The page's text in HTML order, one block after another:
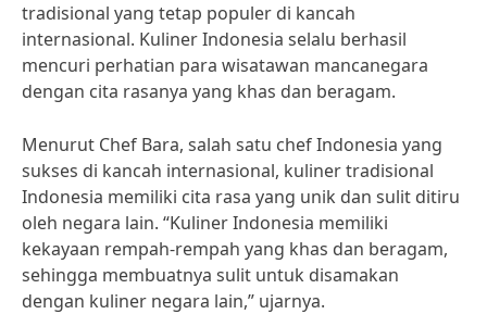
tradisional yang tetap populer di kancah
internasional. Kuliner Indonesia selalu berhasil
mencuri perhatian para wisatawan mancanegara
dengan cita rasanya yang khas dan beragam.
Menurut Chef Bara, salah satu chef Indonesia yang
sukses di kancah internasional, kuliner tradisional
Indonesia memiliki cita rasa yang unik dan sulit ditiru
oleh negara lain. “Kuliner Indonesia memiliki
kekayaan rempah-rempah yang khas dan beragam,
sehingga membuatnya sulit untuk disamakan
dengan kuliner negara lain,” ujarnya.